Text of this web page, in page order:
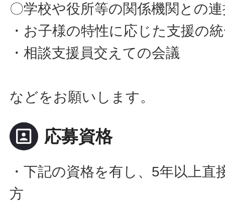
〇学校や役所等の関係機関との
・お子様の特性に応じた支援の
・相談支援員交えての会議
などをお願いします。
portrait 応募資格
・下記の資格を有し、5年以上
方